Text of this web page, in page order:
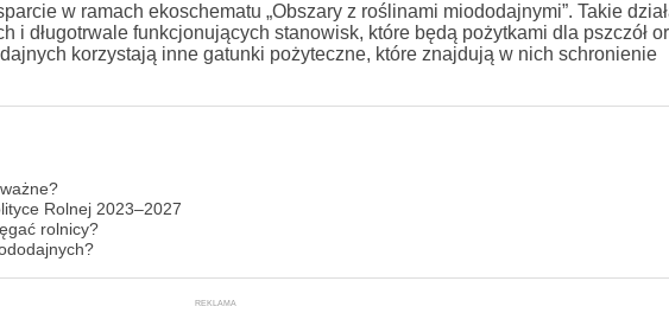
w ramach ekoschematu „Obszary z roślinami miododajnymi”. Takie
i długotrwale funkcjonujących stanowisk, które będą pożytkami dla pszczół
korzystają inne gatunki pożyteczne, które znajdują w nich schronienie
Rolnej 2023–2027
rolnicy?
REKLAMA